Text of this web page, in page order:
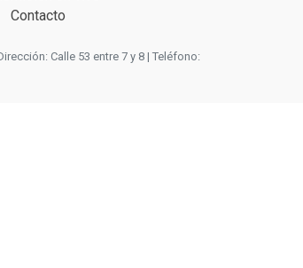
Contacto
Calle 53 entre 7 y 8 | Teléfono: